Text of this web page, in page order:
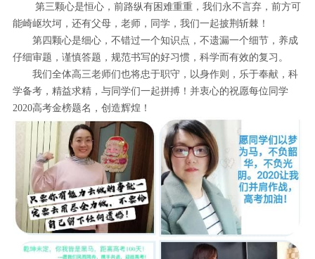
第三颗心是恒心，前路纵有困难重重，我们永不言弃，前方可
能崎岖坎坷，还有父母，老师，同学，我们一起披荆斩棘！
第四颗心是细心，不错过一个知识点，不遗漏一个细节，养成
仔细审题，谨慎答题，规范书写的好习惯，科学而有效的复习。
我们全体高三老师们也将忠于职守，以身作则，乐于奉献，科
学备考，精益求精，与同学们一起拼搏！并衷心的祝愿每位同学
2020高考金榜题名，创造辉煌！